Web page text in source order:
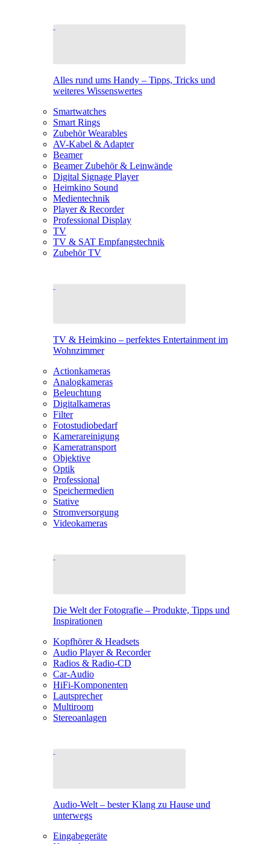
Alles rund ums Handy – Tipps, Tricks und
weiteres Wissenswertes
Smartwatches
Smart Rings
Zubehör Wearables
AV-Kabel & Adapter
Beamer
Beamer Zubehör & Leinwände
Digital Signage Player
Heimkino Sound
Medientechnik
Player & Recorder
Professional Display
TV
TV & SAT Empfangstechnik
Zubehör TV
TV & Heimkino – perfektes Entertainment im
Wohnzimmer
Actionkameras
Analogkameras
Beleuchtung
Digitalkameras
Filter
Fotostudiobedarf
Kamerareinigung
Kameratransport
Objektive
Optik
Professional
Speichermedien
Stative
Stromversorgung
Videokameras
Die Welt der Fotografie – Produkte, Tipps und
Inspirationen
Kopfhörer & Headsets
Audio Player & Recorder
Radios & Radio-CD
Car-Audio
HiFi-Komponenten
Lautsprecher
Multiroom
Stereoanlagen
Audio-Welt – bester Klang zu Hause und
unterwegs
Eingabegeräte